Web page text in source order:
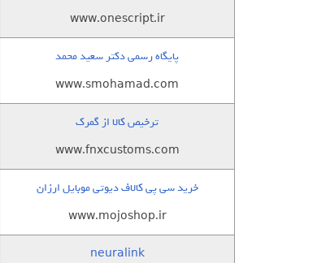
www.onescript.ir
پایگاه رسمی دکتر سعید محمد
www.smohamad.com
ترخیص کالا از گمرک
www.fnxcustoms.com
خرید سی پی کالاف دیوتی موبایل ارزان
www.mojoshop.ir
neuralink